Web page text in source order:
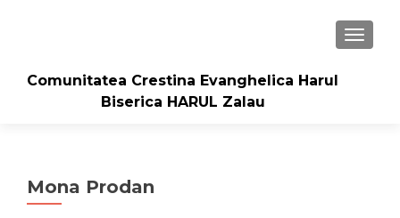
Comunitatea Crestina Evanghelica Harul
Biserica HARUL Zalau
Mona Prodan